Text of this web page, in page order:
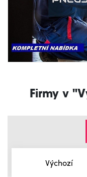
Firmy v
Výchozí